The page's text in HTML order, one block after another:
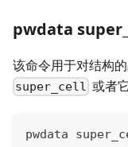
pwdata
该命令用于对结构
super_cell 或者
pwdata